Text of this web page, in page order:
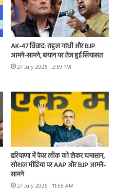
AK-47 विवाद: राहुल गांधी और BJP
आमने-सामने, बयान पर तेज हुई सियासत
27 July 2026 - 2:59 PM
हरियाणा में पेपर लीक को लेकर घमासान,
सोशल मीडिया पर AAP और BJP आमने-
सामने
27 July 2026 - 11:56 AM